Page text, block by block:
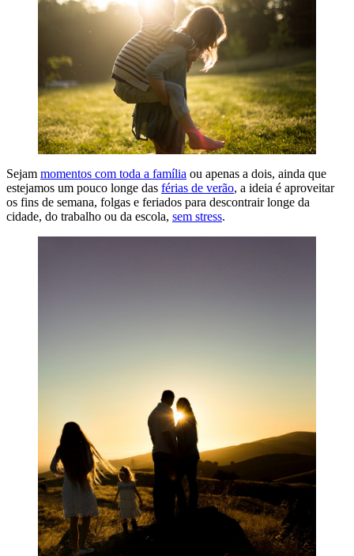
Sejam momentos com toda a família ou apenas a dois, ainda que
estejamos um pouco longe das férias de verão, a ideia é aproveitar
os fins de semana, folgas e feriados para descontrair longe da
cidade, do trabalho ou da escola, sem stress.